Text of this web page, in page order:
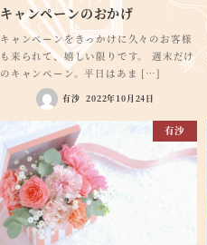
キャンペーンのおかげ
キャンペーンをきっかけに久々のお客様
も来られて、嬉しい限りです。 週末だけ
のキャンペーン。平日はあま […]
有沙 2022年10月24日
有沙